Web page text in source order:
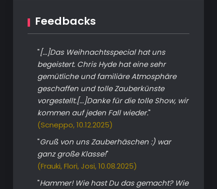
Feedbacks
"[...]Das Weihnachtsspecial hat uns
begeistert. Chris Hyde hat eine sehr
gemütliche und familiäre Atmosphäre
geschaffen und tolle Zauberkünste
vorgestellt.[...]Danke für die tolle Show, wir
kommen auf jeden Fall wieder."
(Scneppo, 10.12.2025)
"Gruß von uns Zauberhäschen :) war
ganz große Klasse!"
(Frauki, Flori, Josi, 10.08.2025)
"Hammer! Wie hast Du das gemacht? Wie